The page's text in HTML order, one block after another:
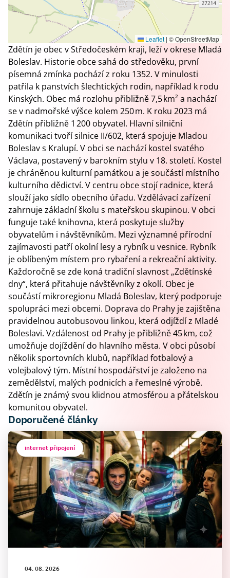
Leaflet | © OpenStreetMap
Zdětín je obec v Středočeském kraji, leží v okrese Mladá
Boleslav. Historie obce sahá do středověku, první
písemná zmínka pochází z roku 1352. V minulosti
patřila k panstvích šlechtických rodin, například k rodu
Kinských. Obec má rozlohu přibližně 7,5 km² a nachází
se v nadmořské výšce kolem 250 m. K roku 2023 má
Zdětín přibližně 1 200 obyvatel. Hlavní silniční
komunikaci tvoří silnice II/602, která spojuje Mladou
Boleslav s Kralupí. V obci se nachází kostel svatého
Václava, postavený v barokním stylu v 18. století. Kostel
je chráněnou kulturní památkou a je součástí místního
kulturního dědictví. V centru obce stojí radnice, která
slouží jako sídlo obecního úřadu. Vzdělávací zařízení
zahrnuje základní školu s mateřskou skupinou. V obci
funguje také knihovna, která poskytuje služby
obyvatelům i návštěvníkům. Mezi významné přírodní
zajímavosti patří okolní lesy a rybník u vesnice. Rybník
je oblíbeným místem pro rybaření a rekreační aktivity.
Každoročně se zde koná tradiční slavnost „Zdětínské
dny“, která přitahuje návštěvníky z okolí. Obec je
součástí mikroregionu Mladá Boleslav, který podporuje
spolupráci mezi obcemi. Doprava do Prahy je zajištěna
pravidelnou autobusovou linkou, která odjíždí z Mladé
Boleslavi. Vzdálenost od Prahy je přibližně 45 km, což
umožňuje dojíždění do hlavního města. V obci působí
několik sportovních klubů, například fotbalový a
volejbalový tým. Místní hospodářství je založeno na
zemědělství, malých podnicích a řemeslné výrobě.
Zdětín je známý svou klidnou atmosférou a přátelskou
komunitou obyvatel.
Doporučené články
internet připojení
04. 08. 2026